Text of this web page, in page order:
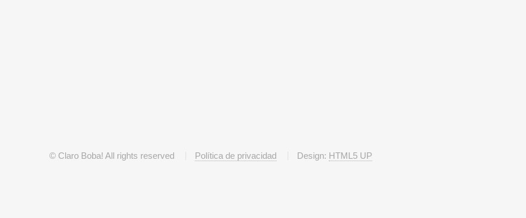
© Claro Boba! All rights reserved Política de privacidad Design: HTML5 UP